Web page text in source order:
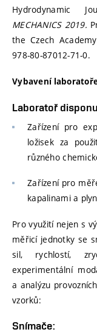
Hydrodynamic
MECHANICS 2019.
the Czech
978-80-87012-71-0.
Vybavení
Laboratoř
Zařízení pro
ložisek za
různého
Zařízení pro
kapalinami a
Pro využití nejen s
měřicí jednotky se
sil, rychlostí,
experimentální
a analýzu
vzorků:
Snímače: